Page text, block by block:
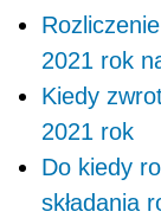
2021 rok
Kiedy
2021 rok
Do kiedy
składania